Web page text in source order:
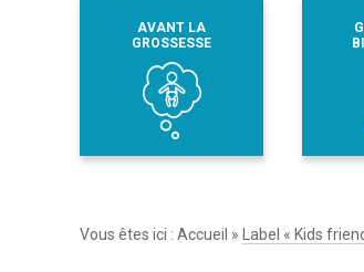
AVANT LA
GROSSESSE
Vous êtes ici : Accueil » Label « Kids